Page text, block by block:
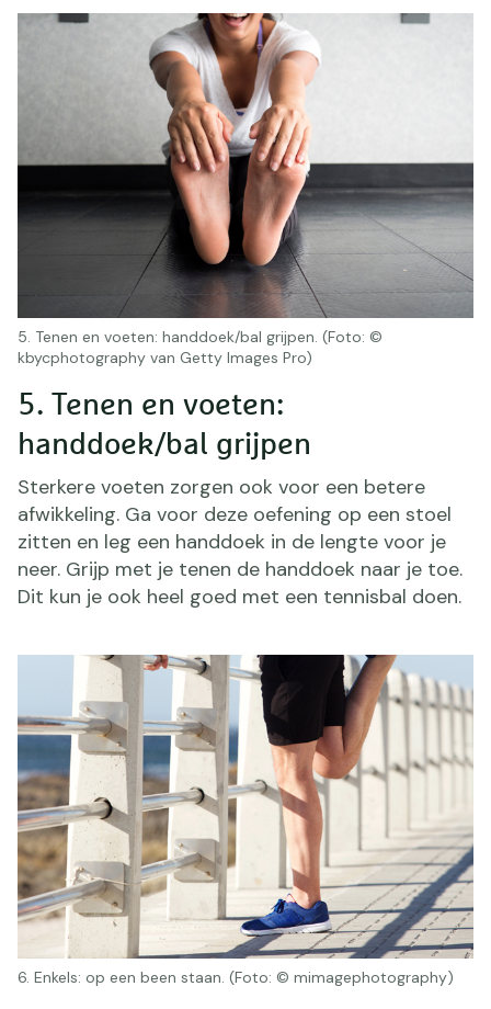
5. Tenen en voeten:
handdoek/bal grijpen
Sterkere voeten zorgen ook voor een betere
afwikkeling. Ga voor deze oefening op een stoel
zitten en leg een handdoek in de lengte voor je
neer. Grijp met je tenen de handdoek naar je toe.
Dit kun je ook heel goed met een tennisbal doen.
5. Tenen en voeten: handdoek/bal grijpen. (Foto: ©
kbycphotography van Getty Images Pro)
6. Enkels: op een been staan. (Foto: © mimagephotography)